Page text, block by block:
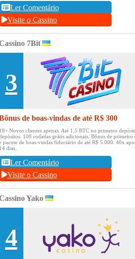
Ler Comentário
Visite o Cassino
7Bit
3
de boas-vindas de até R$ 300
Novos clientes apenas. Até 1,5 BTC no primeiro
100 rodadas grátis adicionais. Bônus de primeiro
pacote de boas-vindas fiduciário de até R$ 5.000. 40x
dias.
Ler Comentário
Visite o Cassino
Yako
4